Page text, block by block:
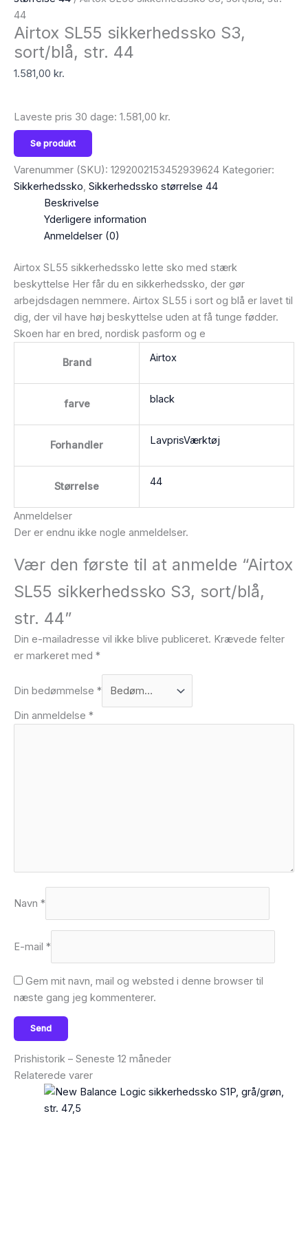
44
Airtox SL55 sikkerhedssko S3,
sort/blå, str. 44
1.581,00 kr.
Laveste pris 30 dage: 1.581,00 kr.
Se produkt
Varenummer (SKU): 1292002153452939624 Kategorier:
Sikkerhedssko, Sikkerhedssko størrelse 44
Beskrivelse
Yderligere information
Anmeldelser (0)
Airtox SL55 sikkerhedssko lette sko med stærk
beskyttelse Her får du en sikkerhedssko, der gør
arbejdsdagen nemmere. Airtox SL55 i sort og blå er lavet til
dig, der vil have høj beskyttelse uden at få tunge fødder.
Skoen har en bred, nordisk pasform og e
Brand Airtox
farve black
Forhandler LavprisVærktøj
Størrelse 44
Anmeldelser
Der er endnu ikke nogle anmeldelser.
Vær den første til at anmelde “Airtox
SL55 sikkerhedssko S3, sort/blå,
str. 44”
Din e-mailadresse vil ikke blive publiceret. Krævede felter
er markeret med *
Din bedømmelse *
Din anmeldelse *
Navn *
E-mail *
Gem mit navn, mail og websted i denne browser til
næste gang jeg kommenterer.
Prishistorik – Seneste 12 måneder
Relaterede varer